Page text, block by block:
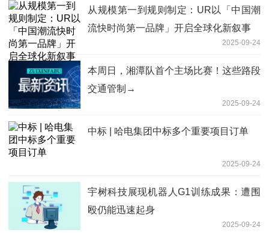
从规模第一到规则制定：UR以「中国潮
流快时尚第一品牌」开启全球化新叙事
2025-09-24
本周日，湘潭队首个主场比赛！这些路段
交通管制→
2025-09-24
中标 | 哈电集团中标多个重要项目订单
2025-09-24
宇树科技展现机器人G1训练成果：遭围
殴仍能迅速起身
2025-09-24